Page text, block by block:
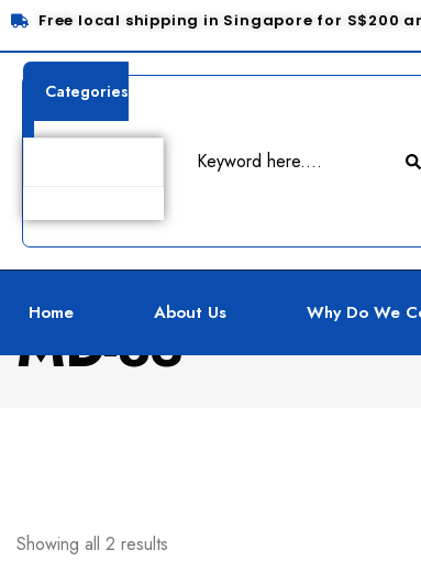
Free local shipping in Singapore for S$200
Categories
Home About Us Why Do We
MD-83
Showing all 2 results